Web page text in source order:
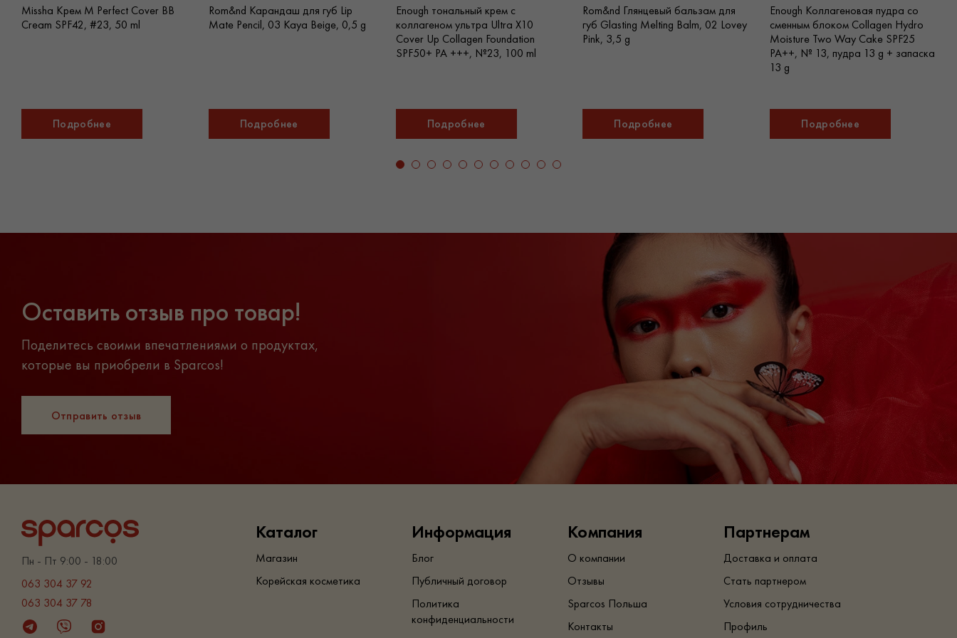
дополнительную скидку. Заказать и оформить доставку косметики можно по Киеву
и другим городам Украины.
Missha Крем M Perfect Cover BB
Cream SPF42, #23, 50 ml
Подробнее
Rom&nd Карандаш для губ Lip
Mate Pencil, 03 Kaya Beige, 0,5 g
Подробнее
Enough тональный крем с
коллагеном ультра Ultra X10
Cover Up Collagen Foundation
SPF50+ PA +++, №23, 100 ml
Подробнее
Rom&nd Глянцевый бальзам для
губ Glasting Melting Balm, 02 Lovey
Pink, 3,5 g
Подробнее
Enough Коллагеновая пудра со
сменным блоком Collagen Hydro
Moisture Two Way Cake SPF25
PA++, № 13, пудра 13 g + запаска
13 g
Подробнее
Оставить отзыв про товар!
Поделитесь своими впечатлениями о продуктах,
которые вы приобрели в Sparcos!
Отправить отзыв
Пн - Пт 9:00 - 18:00
063 304 37 92
063 304 37 78
TelegramViber Instagram
Каталог
Магазин
Корейская косметика
Информация
Блог
Публичный договор
Политика
конфиденциальности
Компания
О компании
Отзывы
Sparcos Польша
Контакты
Партнерам
Доставка и оплата
Стать партнером
Условия сотрудничества
Профиль